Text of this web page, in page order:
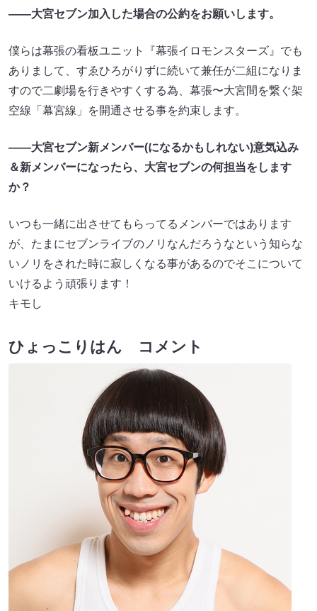
――大宮セブン加入した場合の公約をお願いします。
僕らは幕張の看板ユニット『幕張イロモンスターズ』でも
ありまして、すゑひろがりずに続いて兼任が二組になりま
すので二劇場を行きやすくする為、幕張〜大宮間を繋ぐ架
空線「幕宮線」を開通させる事を約束します。
――大宮セブン新メンバー(になるかもしれない)意気込み
＆新メンバーになったら、大宮セブンの何担当をします
か？
いつも一緒に出させてもらってるメンバーではあります
が、たまにセブンライブのノリなんだろうなという知らな
いノリをされた時に寂しくなる事があるのでそこについて
いけるよう頑張ります！
キモし
ひょっこりはん コメント